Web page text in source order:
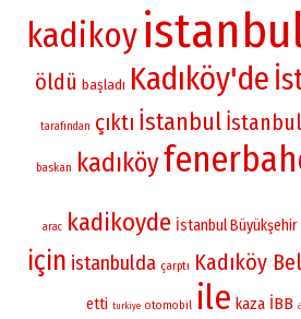
kadikoy
öldü başladı Kadıköy'de
tarafından çıktı İstanbul
baskan kadıköy
arac kadikoyde İstanbul Büyükşehir
için istanbulda çarptı Kadıköy
etti turkiye otomobil ile kaza İBB